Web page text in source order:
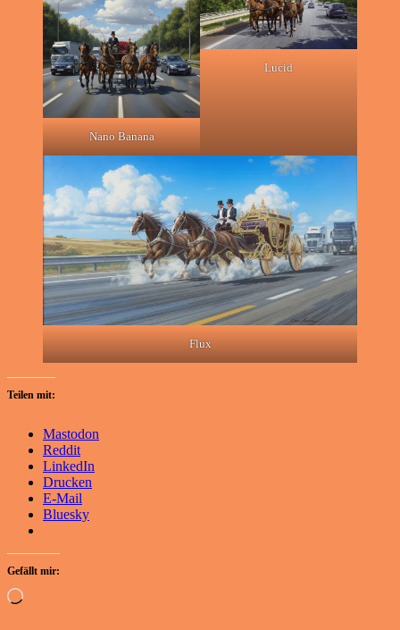
Nano Banana
Lucid
Flux
Teilen mit:
Mastodon
Reddit
LinkedIn
Drucken
E-Mail
Bluesky
Gefällt mir:
Wird